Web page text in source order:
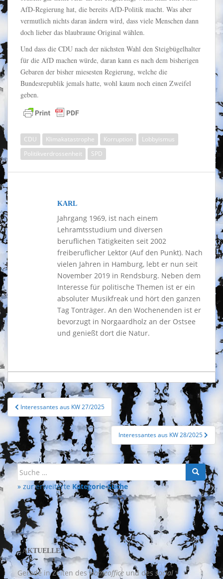
AfD-Regierung hat, die bereits AfD-Politik macht. Was aber
vermutlich nichts daran ändern wird, dass viele Menschen dann
doch lieber das blaubraune Original wählen.
Und dass die CDU nach der nächsten Wahl den Steigbügelhalter
für die AfD machen würde, daran kann es nach dem bisherigen
Gebaren der bisher miesesten Regierung, welche die
Bundesrepublik jemals hatte, wohl kaum noch einen Zweifel
geben.
CDU Klimakatastrophe Korruption
Lobbyismus
Politikverdrossenheit
SPD
KARL
Jahrgang 1969, ist nach einem
Lehramtsstudium und diversen
beruflichen Tätigkeiten seit 2002
freiberuflicher Lektor (Auf den Punkt). Nach
vielen Jahren in Hamburg, lebt er nun seit
November 2019 in Rendsburg. Neben dem
Interesse für politische Themen ist er ein
absoluter Musikfreak und hört den ganzen
Tag Tonträger. An den Wochenenden ist er
bevorzugt in Norgaardholz an der Ostsee
und genießt dort die Natur.
Beitragsnavigation
Interessantes aus KW 27/2025
Interessantes aus KW 28/2025
Suche
nach:
» zur erweiterte Kategorie-Suche
AKTUELLES
Gerade in Zeiten desHomeoffice und des social